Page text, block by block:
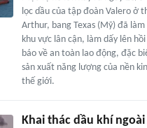
lọc dầu của tập đoàn Valero ở
Arthur, bang Texas (Mỹ) đã
khu vực lân cận, làm dấy lên
báo về an toàn lao động, đặc
sản xuất năng lượng của nền
thế giới.
Khai thác dầu khí